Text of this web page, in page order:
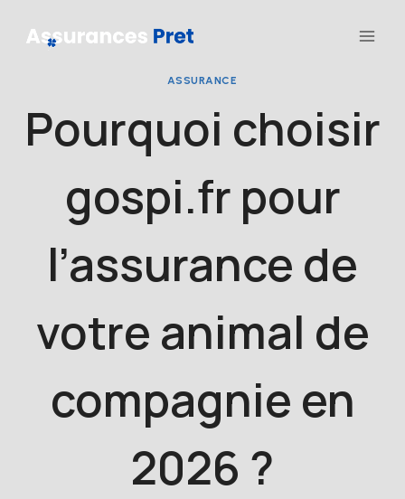
ASSURANCE
Pourquoi choisir
gospi.fr pour
l’assurance de
votre animal de
compagnie en
2026 ?